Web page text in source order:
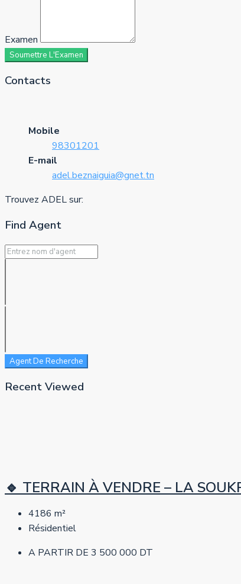
Examen
Soumettre L'Examen
Contacts
Mobile
98301201
E-mail
adel.beznaiguia@gnet.tn
Trouvez ADEL sur:
Find Agent
Agent De Recherche
Recent Viewed
🔹 TERRAIN À VENDRE – LA
4186 m²
Résidentiel
A PARTIR DE 3 500 000 DT